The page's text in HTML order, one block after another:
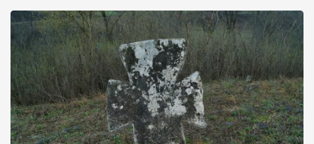
не видно, але видно дві стареньких колії у траві – […]